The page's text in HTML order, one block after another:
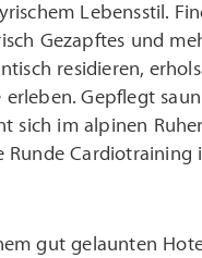
Lebensstil.
Gezapftes und
residieren,
Gepflegt
sich im alpinen
Runde Cardiotraining
gut gelaunten